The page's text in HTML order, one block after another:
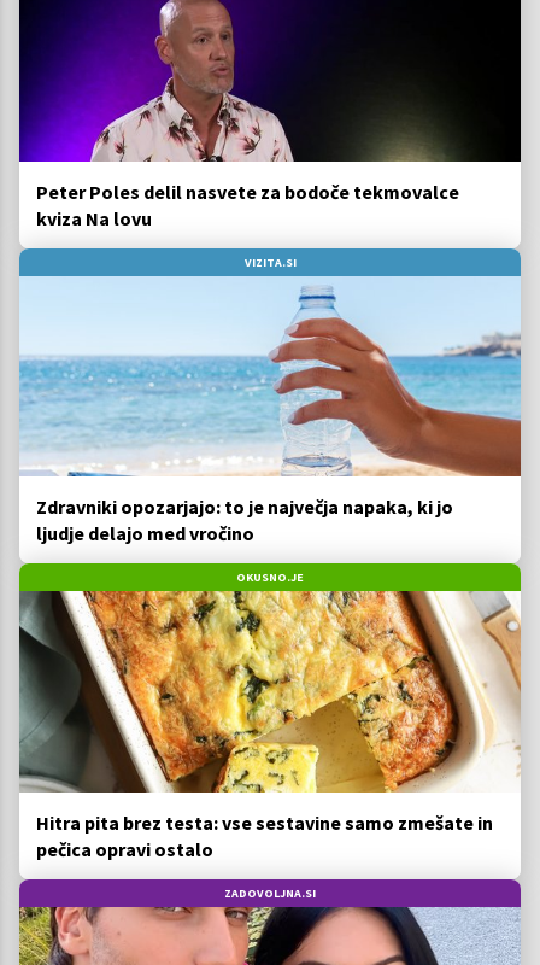
Peter Poles delil nasvete za bodoče tekmovalce
kviza Na lovu
VIZITA.SI
Zdravniki opozarjajo: to je največja napaka, ki jo
ljudje delajo med vročino
OKUSNO.JE
Hitra pita brez testa: vse sestavine samo zmešate in
pečica opravi ostalo
ZADOVOLJNA.SI